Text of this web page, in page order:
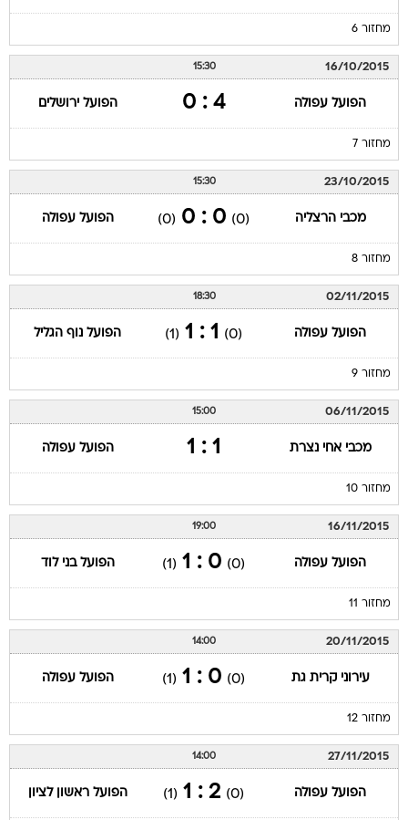
מחזור 6
16/10/2015
15:30
הפועל עפולה 4 : 0 הפועל ירושלים
מחזור 7
23/10/2015
15:30
מכבי הרצליה (0)
0 : 0
(0) הפועל עפולה
מחזור 8
02/11/2015
18:30
הפועל עפולה (0)
1 : 1
(1) הפועל נוף הגליל
מחזור 9
06/11/2015
15:00
מכבי אחי נצרת 1 : 1 הפועל עפולה
מחזור 10
16/11/2015
19:00
הפועל עפולה (0)
0 : 1
(1) הפועל בני לוד
מחזור 11
20/11/2015
14:00
עירוני קרית גת (0)
0 : 1
(1) הפועל עפולה
מחזור 12
27/11/2015
14:00
הפועל עפולה (0)
2 : 1
(1) הפועל ראשון לציון